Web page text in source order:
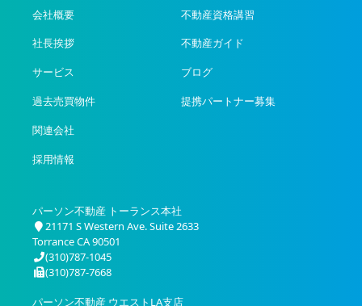
ー
会社概要
社長挨拶
サービス
過去売買物件
関連会社
採用情報
不動産資格講習
不動産ガイド
ブログ
提携パートナー募集
パーソン不動産 トーランス本社
21171 S Western Ave. Suite 2633
Torrance CA 90501
(310)787-1045
(310)787-7668
パーソン不動産 ウエストLA支店